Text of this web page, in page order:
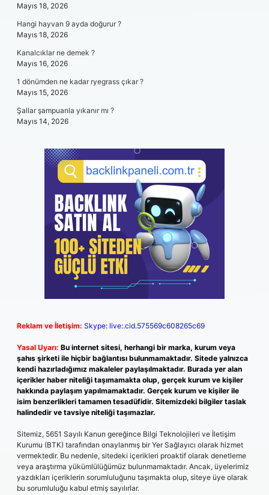
Mayıs 18, 2026
Hangi hayvan 9 ayda doğurur ?
Mayıs 18, 2026
Kanalcıklar ne demek ?
Mayıs 16, 2026
1 dönümden ne kadar ryegrass çıkar ?
Mayıs 15, 2026
Şallar şampuanla yıkanır mı ?
Mayıs 14, 2026
Reklam ve İletişim: Skype: live:.cid.575569c608265c69
Yasal Uyarı: Bu internet sitesi, herhangi bir marka, kurum veya
şahıs şirketi ile hiçbir bağlantısı bulunmamaktadır. Sitede yalnızca
kendi hazırladığımız makaleler paylaşılmaktadır. Burada yer alan
içerikler haber niteliği taşımamakta olup, gerçek kurum ve kişiler
hakkında paylaşım yapılmamaktadır. Gerçek kurum ve kişiler ile
isim benzerlikleri tamamen tesadüfidir. Sitemizdeki bilgiler taslak
halindedir ve tavsiye niteliği taşımazlar.
Sitemiz, 5651 Sayılı Kanun gereğince Bilgi Teknolojileri ve İletişim
Kurumu (BTK) tarafından onaylanmış bir Yer Sağlayıcı olarak hizmet
vermektedir. Bu nedenle, sitedeki içerikleri proaktif olarak denetleme
veya araştırma yükümlülüğümüz bulunmamaktadır. Ancak, üyelerimiz
yazdıkları içeriklerin sorumluluğunu taşımakta olup, siteye üye olarak
bu sorumluluğu kabul etmiş sayılırlar.